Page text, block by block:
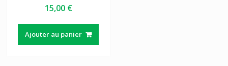
15,00 €
Ajouter au panier